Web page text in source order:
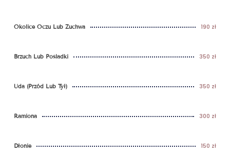
Okolice Oczu Lub Żuchwa 190 zł
Brzuch Lub Pośladki 350 zł
Uda (przód Lub Tył) 350 zł
Ramiona 300 zł
Dłonie 150 zł